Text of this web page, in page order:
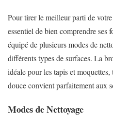
Pour tirer le meilleur parti de
essentiel de bien comprendre ses
équipé de plusieurs modes de
différents types de surfaces. La
idéale pour les tapis et
douce convient parfaitement aux
Modes de Nettoyage